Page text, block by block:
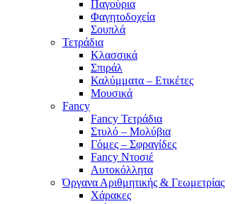
Παγούρια
Φαγητοδοχεία
Σουπλά
Τετράδια
Κλασσικά
Σπιράλ
Καλύμματα – Ετικέτες
Μουσικά
Fancy
Fancy Τετράδια
Στυλό – Μολύβια
Γόμες – Σφραγίδες
Fancy Ντοσιέ
Αυτοκόλλητα
Όργανα Αριθμητικής & Γεωμετρίας
Χάρακες